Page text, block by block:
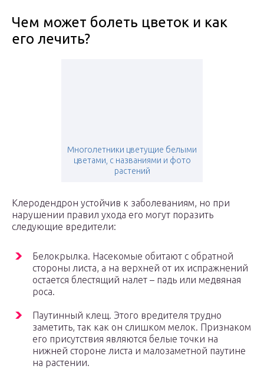
Чем может болеть цветок и как
его лечить?
Многолетники цветущие белыми
цветами, с названиями и фото
растений
Клеродендрон устойчив к заболеваниям, но при
нарушении правил ухода его могут поразить
следующие вредители:
Белокрылка. Насекомые обитают с обратной
стороны листа, а на верхней от их испражнений
остается блестящий налет – падь или медвяная
роса.
Паутинный клещ. Этого вредителя трудно
заметить, так как он слишком мелок. Признаком
его присутствия являются белые точки на
нижней стороне листа и малозаметной паутине
на растении.